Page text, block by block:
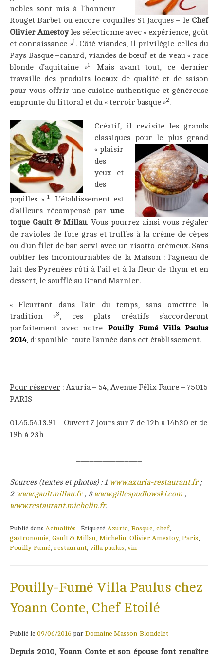
nobles sont mis à l’honneur –
Rouget Barbet ou encore coquilles St Jacques – le Chef
Olivier Amestoyles sélectionne avec « expérience, goût
et connaissance »1. Côté viandes, il privilégie celles du
Pays Basque –canard, viandes de bœuf et de veau « race
blonde d’aquitaine »1. Mais avant tout, ce dernier
travaille des produits locaux de qualité et de saison
pour vous offrir une cuisine authentique et généreuse
emprunte du littoral et du « terroir basque »2.
Créatif, il revisite les grands
classiques pour le plus grand
« plaisir
des
yeux et
des
papilles » 1. L’établissement est
d’ailleurs récompensé parune
toque Gault & Millau. Vous pourrez ainsi vous régaler
de ravioles de foie gras et truffes à la crème de cèpes
ou d’un filet de bar servi avec un risotto crémeux. Sans
oublier les incontournables de la Maison : l’agneau de
lait des Pyrénées rôti à l’ail et à la fleur de thym et en
dessert, le soufflé au Grand Marnier.
« Fleurtant dans l’air du temps, sans omettre la
tradition »3, ces plats créatifs s’accorderont
parfaitement avec notre Pouilly Fumé Villa Paulus
2014, disponible toute l’année dans cet établissement.
Pour réserver : Axuria – 54, Avenue Félix Faure – 75015
PARIS
01.45.54.13.91 – Ouvert 7 jours sur 7 de 12h à 14h30 et de
19h à 23h
Sources (textes et photos) : 1 www.axuria-restaurant.fr;
2 www.gaultmillau.fr; 3 www.gillespudlowski.com ;
www.restaurant.michelin.fr.
Publié dans Actualités Étiqueté Axuria, Basque, chef,
gastronomie, Gault & Millau, Michelin, Olivier Amestoy, Paris,
Pouilly-Fumé, restaurant, villa paulus, vin
Pouilly-Fumé Villa Paulus chez
Yoann Conte, Chef Etoilé
Publié le 09/06/2016 par Domaine Masson-Blondelet
Depuis 2010, Yoann Conte et son épousefont renaître